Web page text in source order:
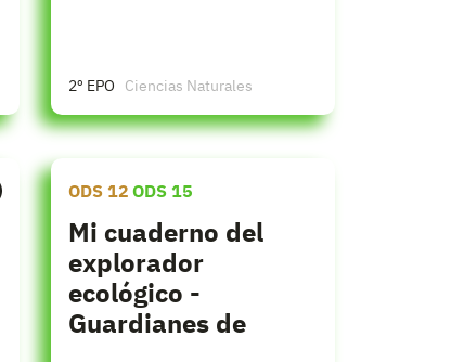
2º EPO Ciencias Naturales
ODS 12 ODS 15
Mi cuaderno del
explorador
ecológico -
Guardianes de